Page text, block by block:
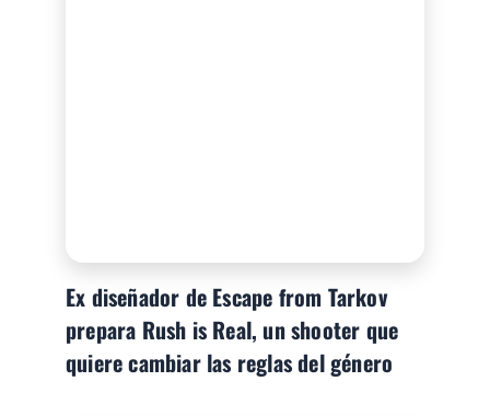
Ex diseñador de Escape from Tarkov
prepara Rush is Real, un shooter que
quiere cambiar las reglas del género